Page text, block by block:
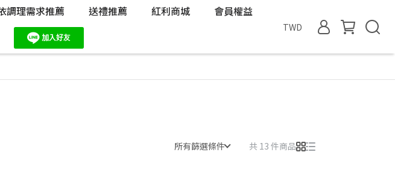
調理需求推薦 送禮推薦 紅利商城
會員權益
TWD
所有篩選條件 共 13 件商品